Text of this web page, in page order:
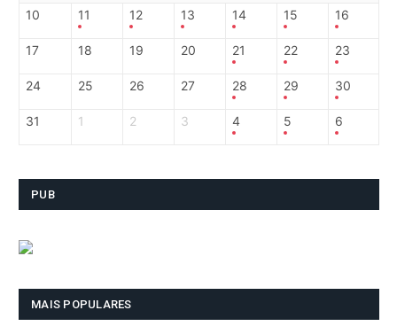
10 11 12 13 14 15 16
17 18 19 20 21 22 23
24 25 26 27 28 29 30
31 1 2 3 4 5 6
PUB
MAIS POPULARES